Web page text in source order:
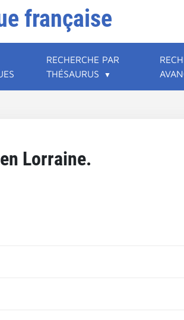
française
RECHERCHE PAR
THÉSAURUS
Lorraine.